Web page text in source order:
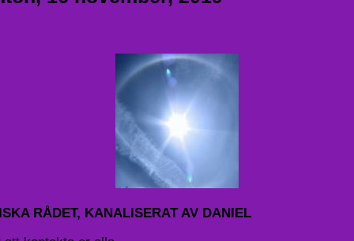
RÅDET, KANALISERAT AV DANIEL